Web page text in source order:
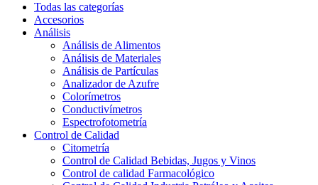
Todas las categorías
Accesorios
Análisis
Análisis de Alimentos
Análisis de Materiales
Análisis de Partículas
Analizador de Azufre
Colorímetros
Conductivímetros
Espectrofotometría
Control de Calidad
Citometría
Control de Calidad Bebidas, Jugos y Vinos
Control de calidad Farmacológico